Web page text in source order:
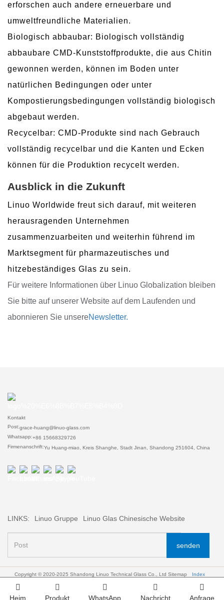
erforschen auch andere erneuerbare und
umweltfreundliche Materialien.
Biologisch abbaubar: Biologisch vollständig
abbaubare CMD-Kunststoffprodukte, die aus Chitin
gewonnen werden, können im Boden unter
natürlichen Bedingungen oder unter
Kompostierungsbedingungen vollständig biologisch
abgebaut werden.
Recycelbar: CMD-Produkte sind nach Gebrauch
vollständig recycelbar und die Kanten und Ecken
können für die Produktion recycelt werden.
Ausblick in die Zukunft
Linuo Worldwide freut sich darauf, mit weiteren
herausragenden Unternehmen
zusammenzuarbeiten und weiterhin führend im
Marktsegment für pharmazeutisches und
hitzebeständiges Glas zu sein.
Für weitere Informationen über Linuo Globalization bleiben
Sie bitte auf unserer Website auf dem Laufenden und
abonnieren Sie unsereNewsletter.
Kontakt
Post:grace-huang@linuo-glass.com
Whatsapp:+86 15668329726
Firmenanschrift:Yu Huang-miao, Kreis Shanghe, Stadt Jinan, Shandong 251604, China
LINKS: Linuo Gruppe Linuo Glas Chinesische Website
senden
Copyright © 2020-2025 Shandong Linuo Technical Glass Co., Ltd Sitemap Index
Heim Produkt WhatsApp Nachricht Anfrage